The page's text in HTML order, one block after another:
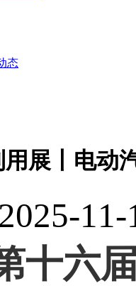
态
展丨电动
11-
十六